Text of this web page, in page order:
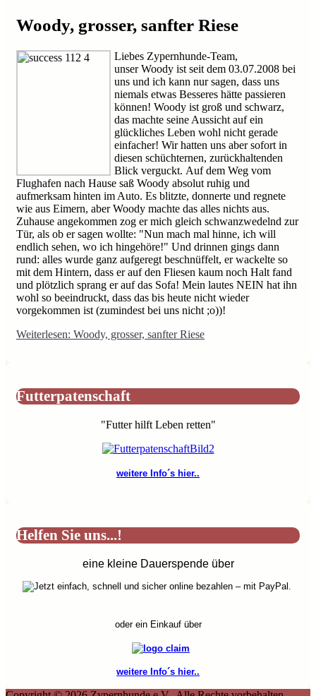
Woody, grosser, sanfter Riese
Liebes Zypernhunde-Team,
unser Woody ist seit dem 03.07.2008 bei
uns und ich kann nur sagen, dass uns
niemals etwas Besseres hätte passieren
können! Woody ist groß und schwarz,
das machte seine Aussicht auf ein
glückliches Leben wohl nicht gerade
einfacher! Wir hatten uns aber sofort in
diesen schüchternen, zurückhaltenden
Blick verguckt. Auf dem Weg vom
Flughafen nach Hause saß Woody absolut ruhig und
aufmerksam hinten im Auto. Es blitzte, donnerte und regnete
wie aus Eimern, aber Woody machte das alles nichts aus.
Zuhause angekommen zog er mich gleich schwanzwedelnd zur
Tür, als ob er sagen wollte: "Nun mach mal hinne, ich will
endlich sehen, wo ich hingehöre!" Und drinnen gings dann
rund: alles wurde ganz aufgeregt beschnüffelt, er wackelte so
mit dem Hintern, dass er auf den Fliesen kaum noch Halt fand
und plötzlich sprang er auf das Sofa! Mein lautes NEIN hat ihn
wohl so beeindruckt, dass das bis heute nicht wieder
vorgekommen ist (zumindest bei uns nicht ;o))!
Weiterlesen: Woody, grosser, sanfter Riese
Futterpatenschaft
"Futter hilft Leben retten"
weitere Info´s hier..
Helfen Sie uns...!
eine kleine Dauerspende über
oder ein Einkauf über
weitere Info´s hier..